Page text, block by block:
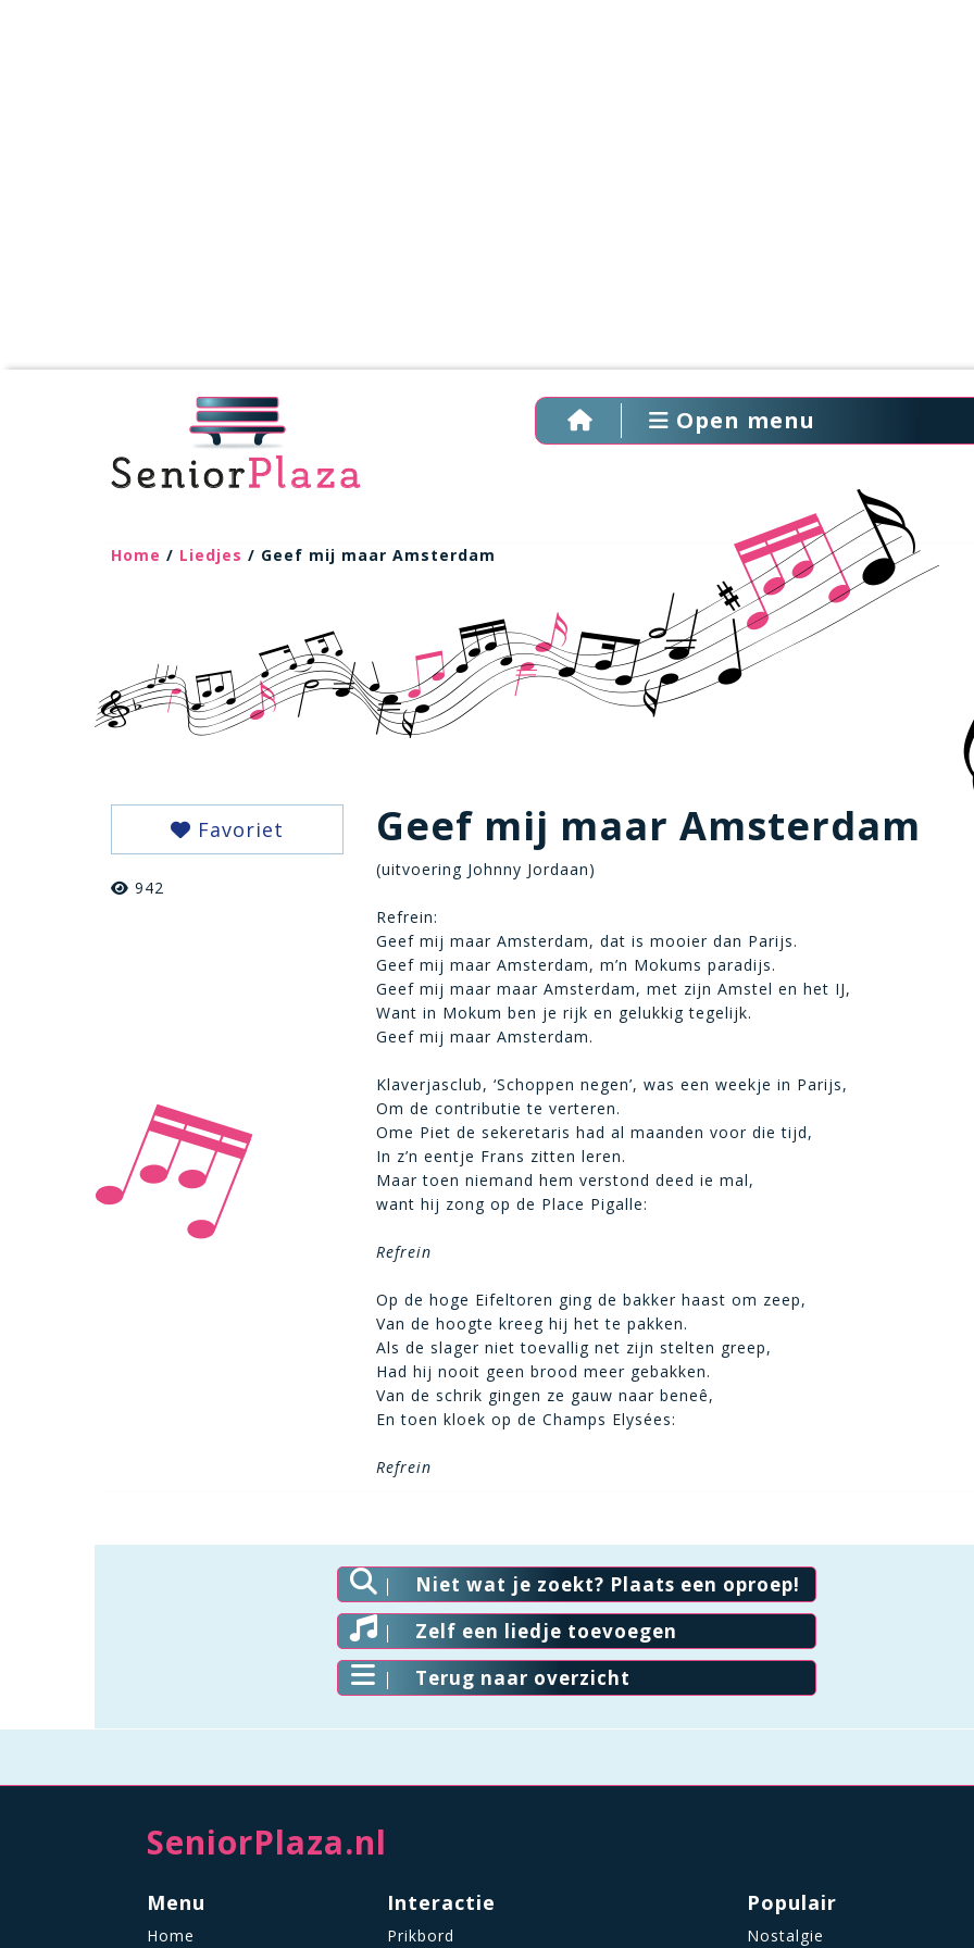
Open menu
Home / Liedjes / Geef mij maar Amsterdam
Favoriet
942
Geef mij maar Amsterdam
(uitvoering Johnny Jordaan)
Refrein:
Geef mij maar Amsterdam, dat is mooier dan Parijs.
Geef mij maar Amsterdam, m’n Mokums paradijs.
Geef mij maar maar Amsterdam, met zijn Amstel en het IJ,
Want in Mokum ben je rijk en gelukkig tegelijk.
Geef mij maar Amsterdam.
Klaverjasclub, ‘Schoppen negen’, was een weekje in Parijs,
Om de contributie te verteren.
Ome Piet de sekeretaris had al maanden voor die tijd,
In z’n eentje Frans zitten leren.
Maar toen niemand hem verstond deed ie mal,
want hij zong op de Place Pigalle:
Refrein
Op de hoge Eifeltoren ging de bakker haast om zeep,
Van de hoogte kreeg hij het te pakken.
Als de slager niet toevallig net zijn stelten greep,
Had hij nooit geen brood meer gebakken.
Van de schrik gingen ze gauw naar beneê,
En toen kloek op de Champs Elysées:
Refrein
Niet wat je zoekt? Plaats een oproep!
Zelf een liedje toevoegen
Terug naar overzicht
SeniorPlaza.nl
Menu
Home
Interactie
Prikbord
Populair
Nostalgie